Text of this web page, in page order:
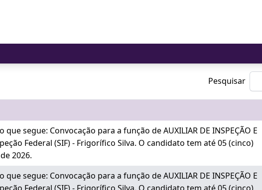
Pesquisar
que segue: Convocação para a função de AUXILIAR DE INSPEÇÃO E
Federal (SIF) - Frigorífico Silva. O candidato tem até 05 (cinco)
2026.
que segue: Convocação para a função de AUXILIAR DE INSPEÇÃO E